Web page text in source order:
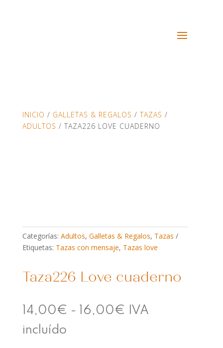
INICIO / GALLETAS & REGALOS /TAZAS /
ADULTOS / TAZA226 LOVE CUADERNO
Categorías: Adultos, Galletas & Regalos, Tazas
Etiquetas: Tazas con mensaje, Tazas love
Taza226 Love cuaderno
14,00€ - 16,00€ Rango
IVA
incluído